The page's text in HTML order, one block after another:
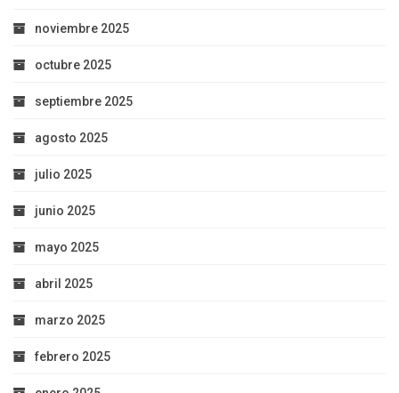
noviembre 2025
octubre 2025
septiembre 2025
agosto 2025
julio 2025
junio 2025
mayo 2025
abril 2025
marzo 2025
febrero 2025